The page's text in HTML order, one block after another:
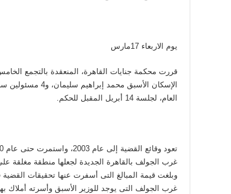
يوم الاربعاء 17مارس
قررت محكمة جنايات القاهرة، المنعقدة بالتجمع
الإسكان الأسبق
العام، لجلسة 14 أبريل المقبل للحكم.
غرب الجولف بالقاهرة الجديدة لجعلها منطقة مغلقة على
غرب الجولف التى يوجد للوزير الأسبق وأسرته أملاك